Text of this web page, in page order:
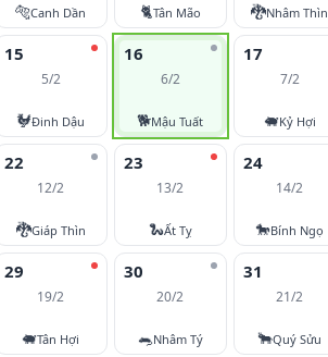
🐅Canh Dần 🐈Tân Mão 🐉Nhâm Thìn
15
5/2
🐓Đinh Dậu
16
6/2
🐕Mậu Tuất
17
7/2
🐖Kỷ Hợi
22
12/2
🐉Giáp Thìn
23
13/2
🐍Ất Tỵ
24
14/2
🐎Bính Ngọ
29
19/2
🐖Tân Hợi
30
20/2
🐀Nhâm Tý
31
21/2
🐂Quý Sửu